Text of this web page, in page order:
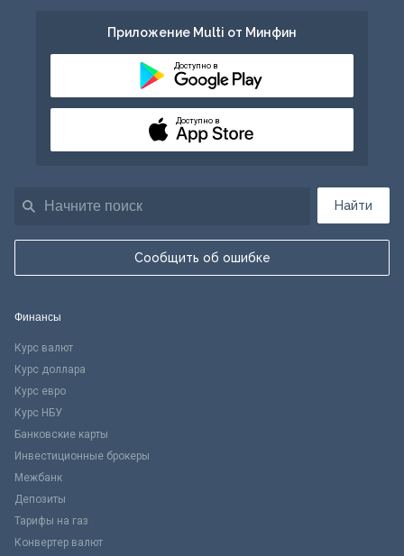
Найти
Сообщить об ошибке
Приложение Multi от Минфин
Доступно в
Доступно в
Финансы
Курс валют
Курс доллара
Курс евро
Курс НБУ
Банковские карты
Инвестиционные брокеры
Межбанк
Депозиты
Тарифы на газ
Конвертер валют